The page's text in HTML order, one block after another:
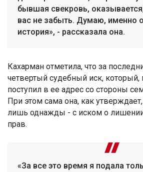
бывшая свекровь,
вас не забыть. Думаю, именно
история», - рассказала она.
Кахарман отметила, что за
четвертый судебный иск, который,
поступил в ее адрес со стороны
При этом сама она, как
лишь однажды - с иском о лишении
прав.
«За все это время я подала